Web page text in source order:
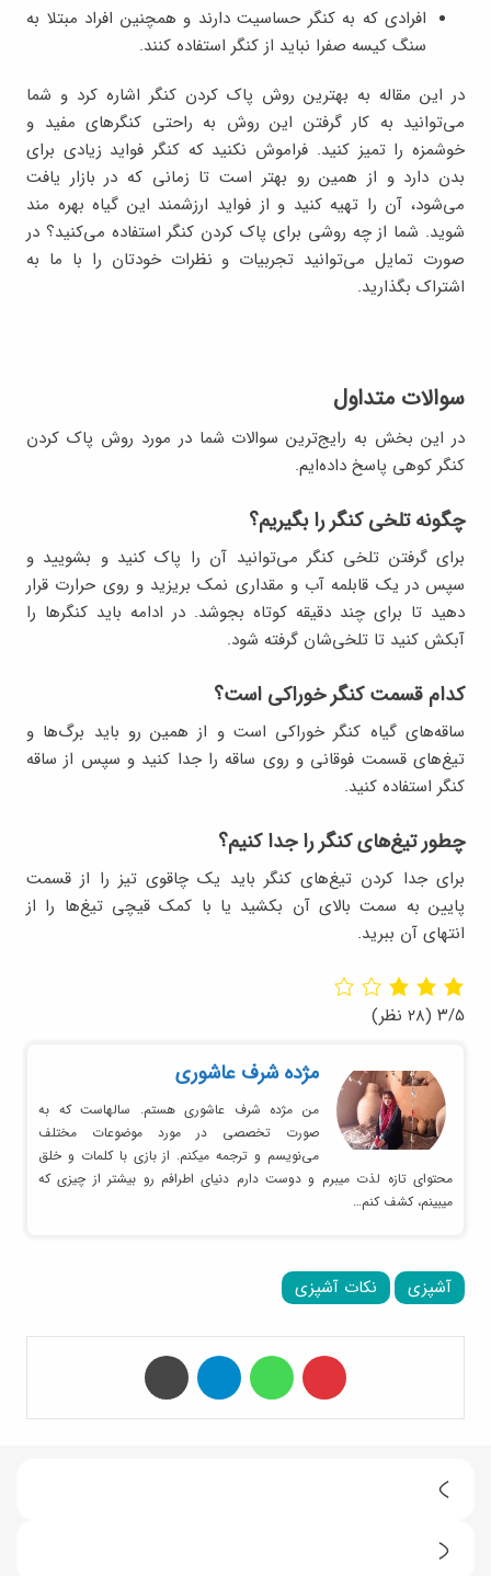
افرادی که به کنگر حساسیت دارند و همچنین افراد مبتلا به
سنگ کیسه صفرا نباید از کنگر استفاده کنند.
در این مقاله به بهترین روش پاک کردن کنگر اشاره کرد و شما
می‌توانید به کار گرفتن این روش به راحتی کنگرهای مفید و
خوشمزه را تمیز کنید. فراموش نکنید که کنگر فواید زیادی برای
بدن دارد و از همین رو بهتر است تا زمانی که در بازار یافت
می‌شود، آن را تهیه کنید و از فواید ارزشمند این گیاه بهره مند
شوید. شما از چه روشی برای پاک کردن کنگر استفاده می‌کنید؟ در
صورت تمایل می‌توانید تجربیات و نظرات خودتان را با ما به
اشتراک بگذارید.
سوالات متداول
در این بخش به رایج‌ترین سوالات شما در مورد روش پاک کردن
کنگر کوهی پاسخ داده‌ایم.
چگونه تلخی کنگر را بگیریم؟
برای گرفتن تلخی کنگر می‌توانید آن را پاک کنید و بشویید و
سپس در یک قابلمه آب و مقداری نمک بریزید و روی حرارت قرار
دهید تا برای چند دقیقه کوتاه بجوشد. در ادامه باید کنگرها را
آبکش کنید تا تلخی‌شان گرفته شود.
کدام قسمت کنگر خوراکی است؟
ساقه‌های گیاه کنگر خوراکی است و از همین رو باید برگ‌ها و
تیغ‌های قسمت فوقانی و روی ساقه را جدا کنید و سپس از ساقه
کنگر استفاده کنید.
چطور تیغ‌های کنگر را جدا کنیم؟
برای جدا کردن تیغ‌های کنگر باید یک چاقوی تیز را از قسمت
پایین به سمت بالای آن بکشید یا با کمک قیچی تیغ‌ها را از
انتهای آن ببرید.
۳/۵ (۲۸ نظر)
مژده شرف عاشوری
من مژده شرف عاشوری هستم. سالهاست که به
صورت تخصصی در مورد موضوعات مختلف
می‌نویسم و ترجمه میکنم. از بازی با کلمات و خلق
محتوای تازه لذت میبرم و دوست دارم دنیای اطرافم رو بیشتر از چیزی که
میبینم، کشف کنم…
آشپزی نکات آشپزی